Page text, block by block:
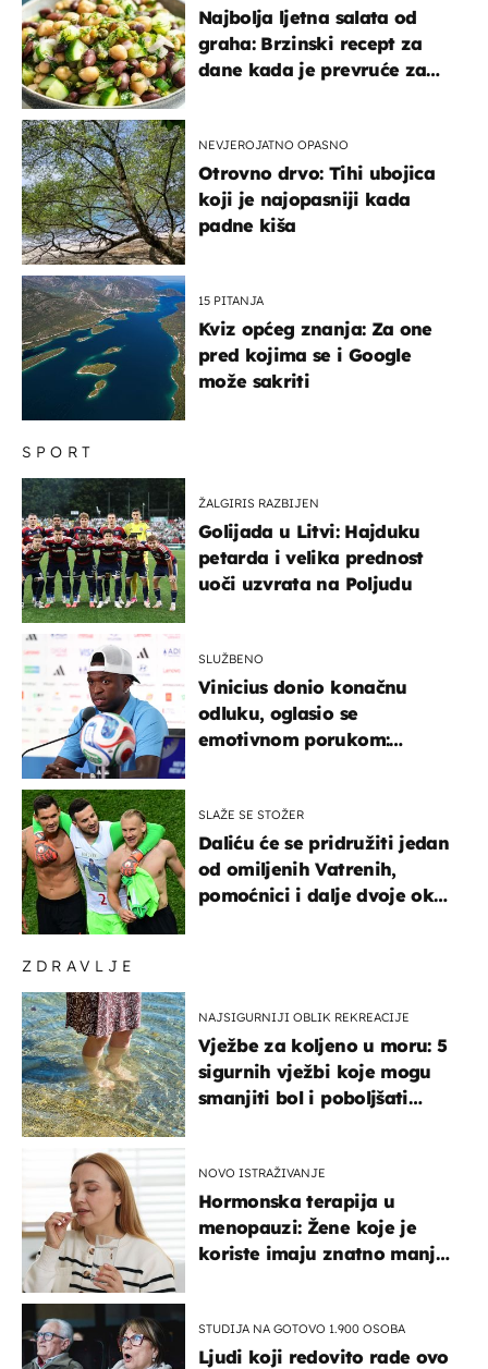
ZDRAVLJE
NAJSIGURNIJI OBLIK REKREACIJE
Vježbe za koljeno u moru: 5
sigurnih vježbi koje mogu
smanjiti bol i poboljšati
NOVO ISTRAŽIVANJE
Hormonska terapija u
menopauzi: Žene koje je
koriste imaju znatno manji
STUDIJA NA GOTOVO 1.900 OSOBA
Ljudi koji redovito rade ovo
SPORT
ŽALGIRIS RAZBIJEN
Golijada u Litvi: Hajduku
petarda i velika prednost
uoči uzvrata na Poljudu
SLUŽBENO
Vinicius donio konačnu
odluku, oglasio se
emotivnom porukom:
SLAŽE SE STOŽER
Daliću će se pridružiti jedan
od omiljenih Vatrenih,
pomoćnici i dalje dvoje oko
Najbolja ljetna salata od
graha: Brzinski recept za
dane kada je prevruće za
NEVJEROJATNO OPASNO
Otrovno drvo: Tihi ubojica
koji je najopasniji kada
padne kiša
15 PITANJA
Kviz općeg znanja: Za one
pred kojima se i Google
može sakriti